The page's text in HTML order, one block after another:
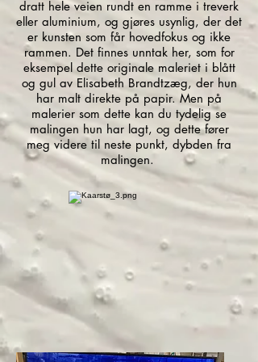
dratt hele veien rundt en ramme i treverk
eller aluminium, og gjøres usynlig, der det
er kunsten som får hovedfokus og ikke
rammen. Det finnes unntak her, som for
eksempel dette originale maleriet i blått
og gul av Elisabeth Brandtzæg, der hun
har malt direkte på papir. Men på
malerier som dette kan du tydelig se
malingen hun har lagt, og dette fører
meg videre til neste punkt, dybden fra
malingen.